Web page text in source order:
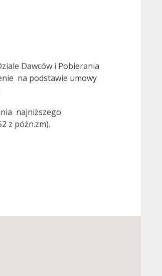
Dawców i Pobierania
na podstawie umowy
najniższego
z późn.zm).